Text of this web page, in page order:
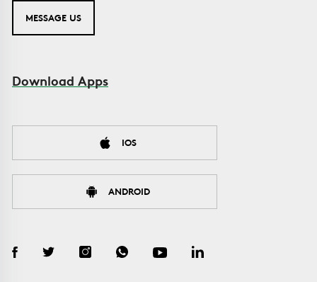
MESSAGE US
Download Apps
IOS
ANDROID